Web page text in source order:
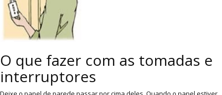
O que fazer com as tomadas e
interruptores